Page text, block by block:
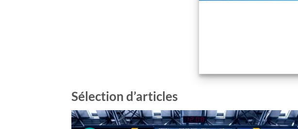
Sélection d’articles